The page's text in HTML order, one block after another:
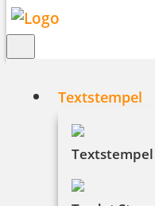
Textstempel
Textstempel
Sonnenglas